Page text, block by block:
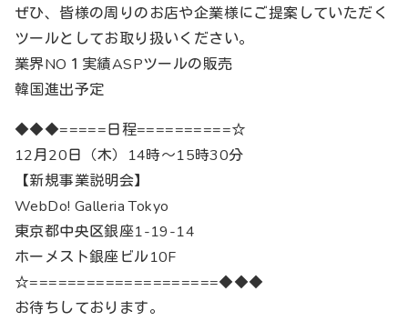
ぜひ、皆様の周りのお店や企業様にご提案していただく
ツールとしてお取り扱いください。
業界NO１実績ASPツールの販売
韓国進出予定
◆◆◆=====日程==========☆
12月20日（木）14時～15時30分
【新規事業説明会】
WebDo! Galleria Tokyo
東京都中央区銀座1-19-14
ホーメスト銀座ビル10F
☆====================◆◆◆
お待ちしております。